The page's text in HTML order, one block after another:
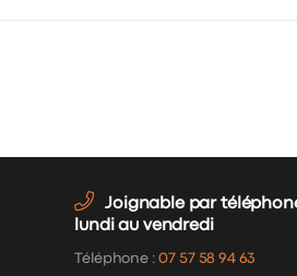
Joignable par
lundi au vendredi
Téléphone :07 57 58 94 63